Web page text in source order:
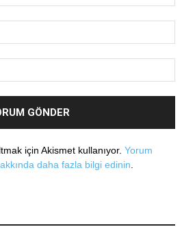
için Akismet kullanıyor. Yorum
daha fazla bilgi edinin